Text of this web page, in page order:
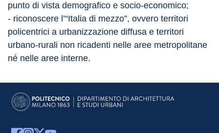
punto di vista demografico e socio-economico;
- riconoscere l’“Italia di mezzo”, ovvero territori
policentrici a urbanizzazione diffusa e territori
urbano-rurali non ricadenti nelle aree metropolitane
né nelle aree interne.